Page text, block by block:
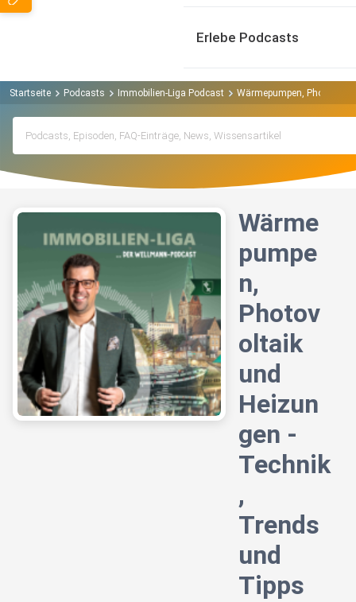
Erlebe Podcasts
Startseite Podcasts Immobilien-Liga Podcast Wärmepumpen,
Wärme
pumpe
n,
Photov
oltaik
und
Heizun
gen -
Technik
,
Trends
und
Tipps